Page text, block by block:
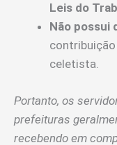
Leis do
Não possui
celetista.
Portanto, os
prefeituras
recebendo em